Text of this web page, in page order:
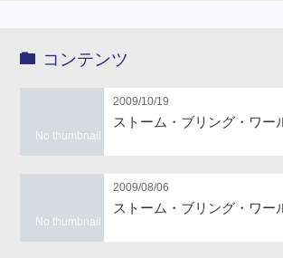
コンテンツ
No thumbnail
2009/10/19
ストーム・ブリング・ワ
No thumbnail
2009/08/06
ストーム・ブリング・ワ